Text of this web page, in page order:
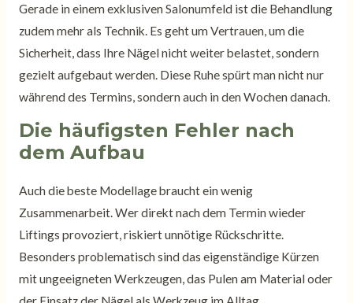
Gerade in einem exklusiven Salonumfeld ist die Behandlung
zudem mehr als Technik. Es geht um Vertrauen, um die
Sicherheit, dass Ihre Nägel nicht weiter belastet, sondern
gezielt aufgebaut werden. Diese Ruhe spürt man nicht nur
während des Termins, sondern auch in den Wochen danach.
Die häufigsten Fehler nach
dem Aufbau
Auch die beste Modellage braucht ein wenig
Zusammenarbeit. Wer direkt nach dem Termin wieder
Liftings provoziert, riskiert unnötige Rückschritte.
Besonders problematisch sind das eigenständige Kürzen
mit ungeeigneten Werkzeugen, das Pulen am Material oder